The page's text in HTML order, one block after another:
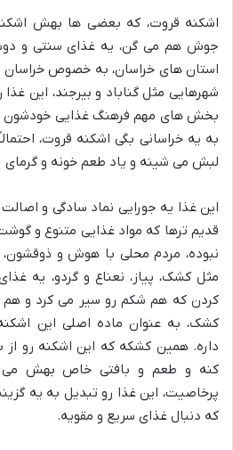
اشکنه قروت، که بعضی ها بهش
جوش هم می گن، یه غذای سنتی و
استان های خراسان، به خصوص خراسان
شهرهایی مثل گناباد و بیرجند، این غذا
بخش های مهم فرهنگ غذایی خودشون
به یه خراسانی بگی اشکنه قروت،
لبش می شینه و یاد طعم خونه و گرمای
این غذا یه جورایی نماد سادگی و
قدیم ترها که مواد غذایی متنوع و
نبوده، مردم محلی با هوش و
مثل کشک، پیاز، نعناع و گردو، یه
کردن که هم شکم رو سیر می کرد و
کشک، به عنوان ماده اصلی این
داره. همین کشکه که این اشکنه رو از
کنه و طعم و بافتی خاص بهش می
پرخاصیت، این غذا رو تبدیل به یه
که دنبال غذای سریع و مقویه.